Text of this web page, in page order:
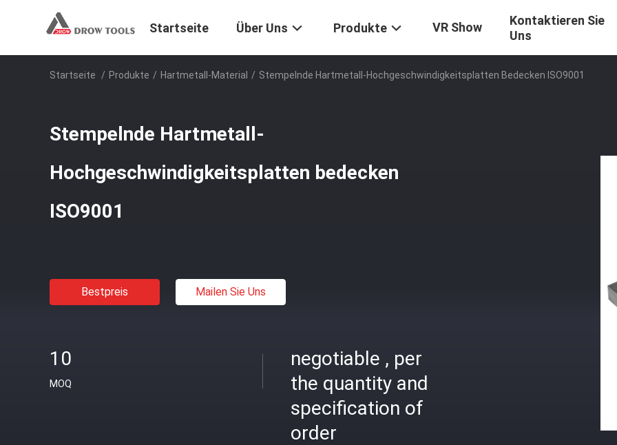
Startseite Über Uns Produkte VR Show
Kontaktieren Sie
Uns
Startseite / Produkte / Hartmetall-Material / Stempelnde Hartmetall-Hochgeschwindigkeitsplatten Bedecken ISO9001
Stempelnde Hartmetall-
Hochgeschwindigkeitsplatten bedecken
ISO9001
Bestpreis Mailen Sie Uns
10
MOQ
negotiable , per
the quantity and
specification of
order